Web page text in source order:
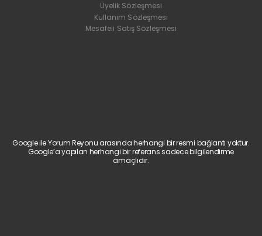
Üyelik Sözleşmesi
Kullanım Sözleşmesi
Mesafeli Satış Sözleşmesi
Google ile Yorum Reyonu arasında herhangi bir resmi bağlantı yoktur.
Google’a yapılan herhangi bir referans sadece bilgilendirme
amaçlıdır.